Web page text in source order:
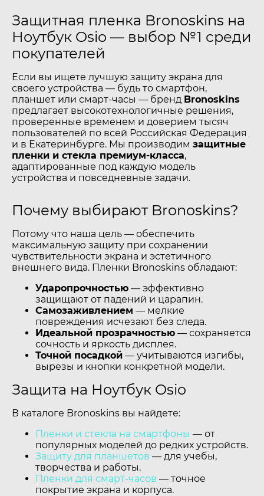
Защитная пленка Bronoskins на
Ноутбук Osio — выбор №1 среди
покупателей
Если вы ищете лучшую защиту экрана для
своего устройства — будь то смартфон,
планшет или смарт-часы — бренд Bronoskins
предлагает высокотехнологичные решения,
проверенные временем и доверием тысяч
пользователей по всей Российская Федерация
и в Екатеринбурге. Мы производим защитные
пленки и стекла премиум-класса,
адаптированные под каждую модель
устройства и повседневные задачи.
Почему выбирают Bronoskins?
Потому что наша цель — обеспечить
максимальную защиту при сохранении
чувствительности экрана и эстетичного
внешнего вида. Пленки Bronoskins обладают:
Ударопрочностью — эффективно
защищают от падений и царапин.
Самозаживлением — мелкие
повреждения исчезают без следа.
Идеальной прозрачностью — сохраняется
сочность и яркость дисплея.
Точной посадкой — учитываются изгибы,
вырезы и кнопки конкретной модели.
Защита на Ноутбук Osio
В каталоге Bronoskins вы найдете:
Пленки и стекла на смартфоны — от
популярных моделей до редких устройств.
Защиту для планшетов — для учебы,
творчества и работы.
Пленки для смарт-часов — точное
покрытие экрана и корпуса.